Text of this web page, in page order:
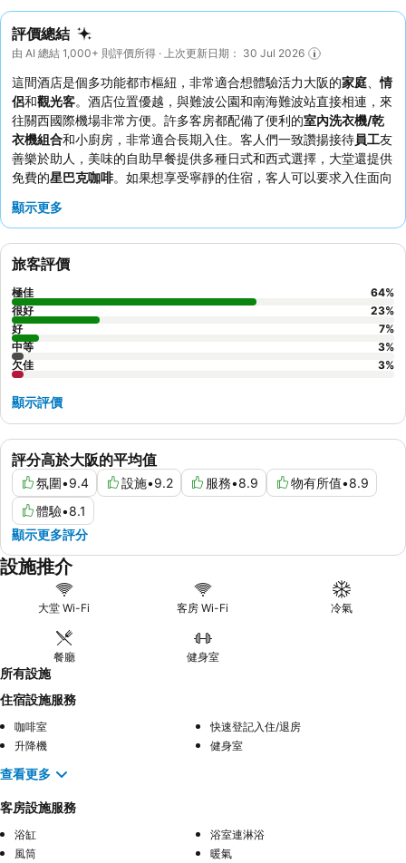
評價總結
由 AI 總結 1,000+ 則評價所得 · 上次更新日期： 30 Jul 2026
這間酒店是個多功能都市樞紐，非常適合想體驗活力大阪的家庭 、情
侶和觀光客。酒店位置優越，與難波公園和南海難波站直接相連，來
往關西國際機場非常方便。許多客房都配備了便利的室內洗衣機/乾
衣機組合和小廚房，非常適合長期入住。客人們一致讚揚接待員工友
善樂於助人，美味的自助早餐提供多種日式和西式選擇，大堂還提供
免費的星巴克咖啡。如果想享受寧靜的住宿，客人可以要求入住面向
顯示更多
評分高於大阪的平均值
氛圍•9.4 設施•9.2 服務•8.9 物有所值•8.9
體驗•8.1
顯示更多評分
旅客評價
極佳 64%
很好
23%
好
7%
中等
3%
欠佳
3%
顯示評價
設施推介
大堂 Wi-Fi 客房 Wi-Fi 冷氣
餐廳 健身室
所有設施
住宿設施服務
咖啡室
快速登記入住/退房
升降機
健身室
查看更多
客房設施服務
浴缸
浴室連淋浴
風筒
暖氣